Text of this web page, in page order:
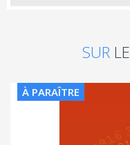
SUR
À PARAÎTRE